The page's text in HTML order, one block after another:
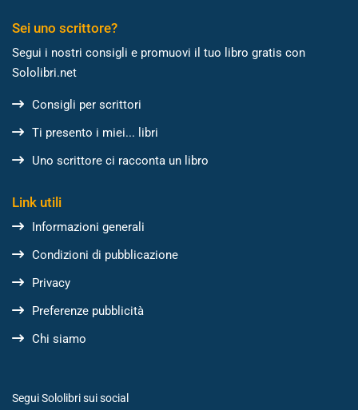
Sei uno scrittore?
Segui i nostri consigli e promuovi il tuo libro gratis con
Sololibri.net
Consigli per scrittori
Ti presento i miei... libri
Uno scrittore ci racconta un libro
Link utili
Informazioni generali
Condizioni di pubblicazione
Privacy
Preferenze pubblicità
Chi siamo
Segui Sololibri sui social